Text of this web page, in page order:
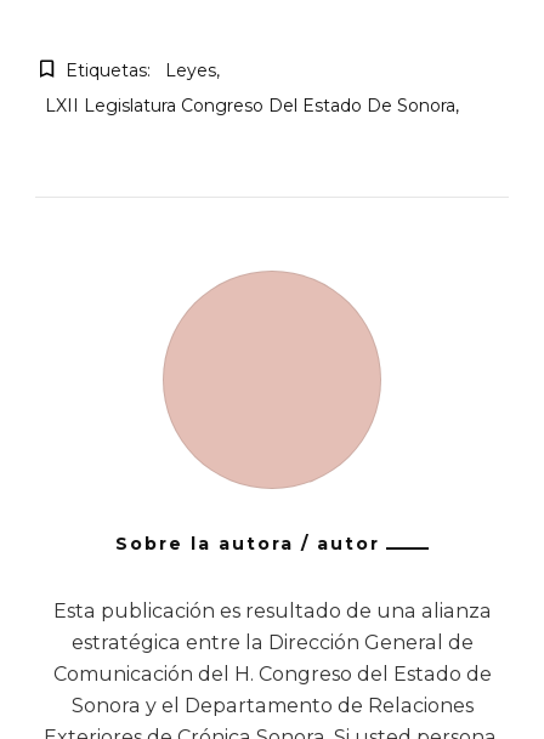
Etiquetas:
Leyes
LXII Legislatura Congreso Del Estado De Sonora
Sobre la autora / autor
Esta publicación es resultado de una alianza
estratégica entre la Dirección General de
Comunicación del H. Congreso del Estado de
Sonora y el Departamento de Relaciones